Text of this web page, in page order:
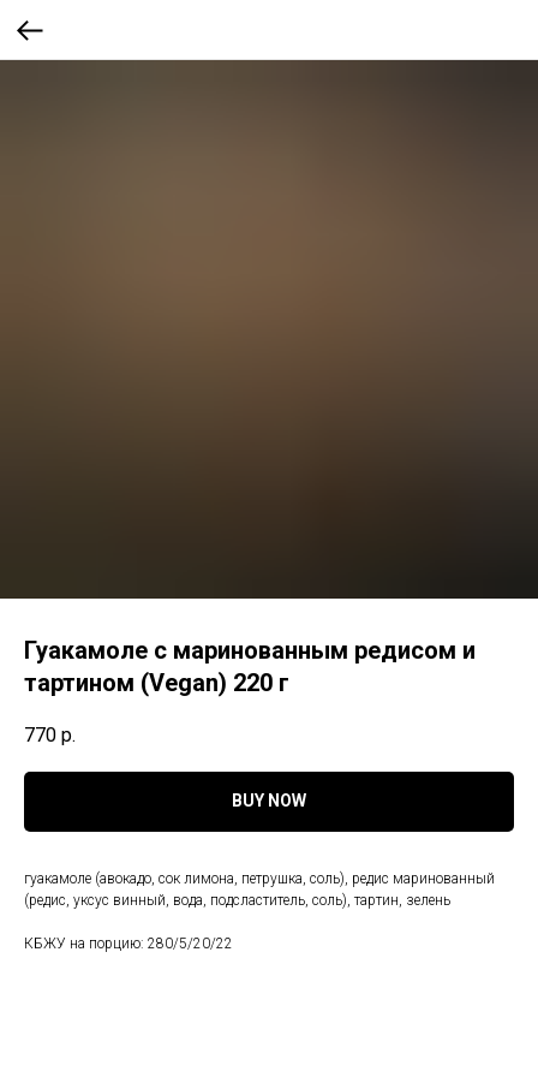
Гуакамоле с маринованным редисом и
тартином (Vegan) 220 г
770 р.
BUY NOW
гуакамоле (авокадо, сок лимона, петрушка, соль), редис маринованный
(редис, уксус винный, вода, подсластитель, соль), тартин, зелень
КБЖУ на порцию: 280/5/20/22